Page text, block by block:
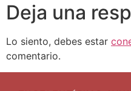
Deja una
Lo siento, debes estar
comentario.